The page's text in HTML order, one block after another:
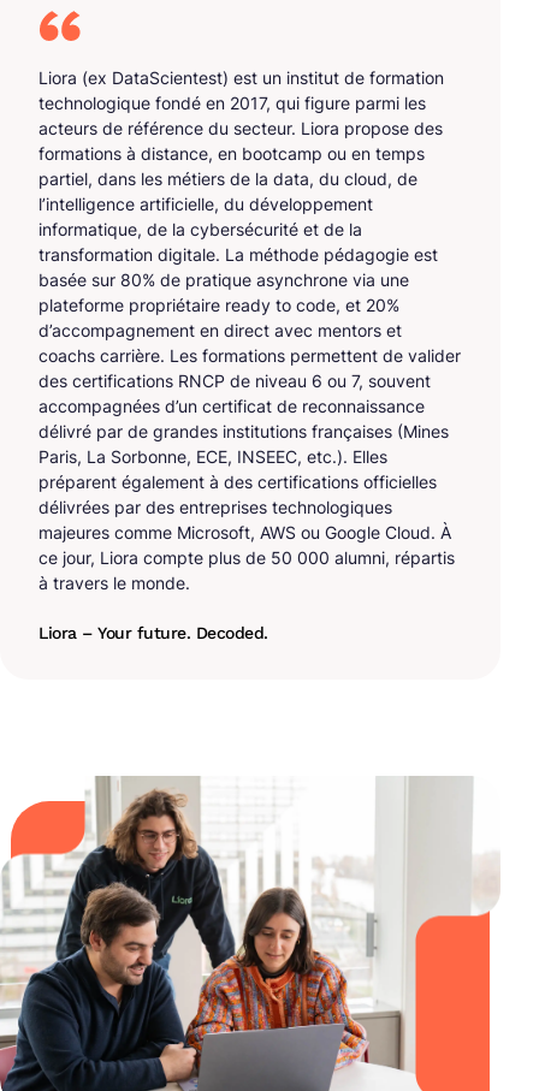
Liora (ex DataScientest) est un institut de formation
technologique fondé en 2017, qui figure parmi les
acteurs de référence du secteur. Liora propose des
formations à distance, en bootcamp ou en temps
partiel, dans les métiers de la data, du cloud, de
l’intelligence artificielle, du développement
informatique, de la cybersécurité et de la
transformation digitale. La méthode pédagogie est
basée sur 80% de pratique asynchrone via une
plateforme propriétaire ready to code, et 20%
d’accompagnement en direct avec mentors et
coachs carrière. Les formations permettent de valider
des certifications RNCP de niveau 6 ou 7, souvent
accompagnées d’un certificat de reconnaissance
délivré par de grandes institutions françaises (Mines
Paris, La Sorbonne, ECE, INSEEC, etc.). Elles
préparent également à des certifications officielles
délivrées par des entreprises technologiques
majeures comme Microsoft, AWS ou Google Cloud. À
ce jour, Liora compte plus de 50 000 alumni, répartis
à travers le monde.
Liora – Your future. Decoded.